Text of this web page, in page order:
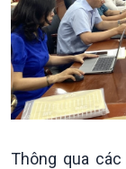
Kinh tế
Tin Kinh tế
Trước giờ mở cửa
Sức sống hàng
Thông qua